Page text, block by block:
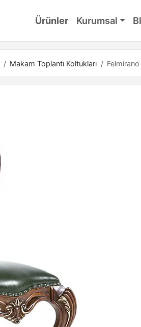
Ürünler Kurumsal
Makam Toplantı Koltukları